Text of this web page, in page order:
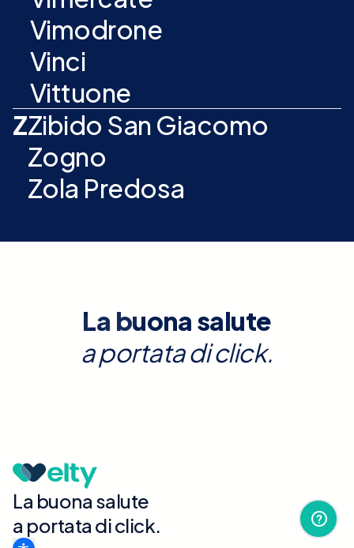
Vimodrone
Vinci
Vittuone
ZZibido San Giacomo
Zogno
Zola Predosa
La buona salute
a portata di click.
La buona salute
a portata di click.